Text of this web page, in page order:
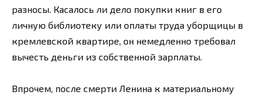
разносы. Касалось ли дело покупки книг в его
личную библиотеку или оплаты труда уборщицы в
кремлевской квартире, он немедленно требовал
вычесть деньги из собственной зарплаты.
Впрочем, после смерти Ленина к материальному